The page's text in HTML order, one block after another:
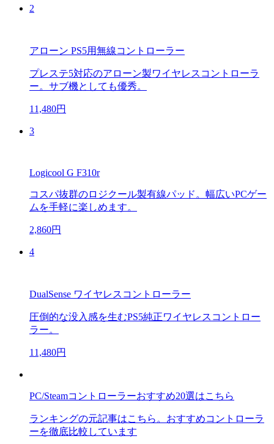
2
アローン PS5用無線コントローラー
プレステ5対応のアローン製ワイヤレスコントローラ
ー。サブ機としても優秀。
11,480円
3
Logicool G F310r
コスパ抜群のロジクール製有線パッド。幅広いPCゲー
ムを手軽に楽しめます。
2,860円
4
DualSense ワイヤレスコントローラー
圧倒的な没入感を生むPS5純正ワイヤレスコントロー
ラー。
11,480円
PC/Steamコントローラーおすすめ20選はこちら
ランキングの元記事はこちら。おすすめコントローラ
ーを徹底比較しています